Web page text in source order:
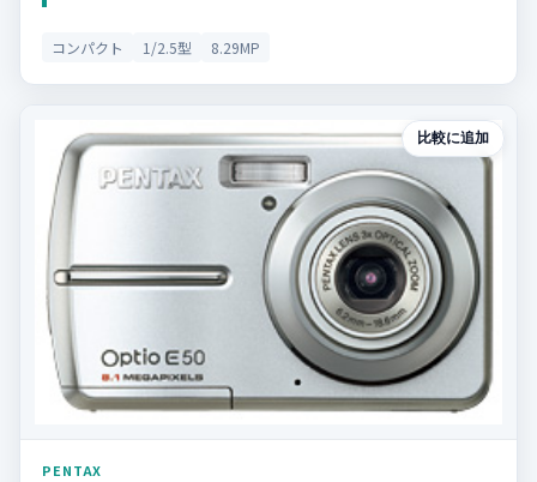
コンパクト 1/2.5型 8.29MP
比較に追加
PENTAX